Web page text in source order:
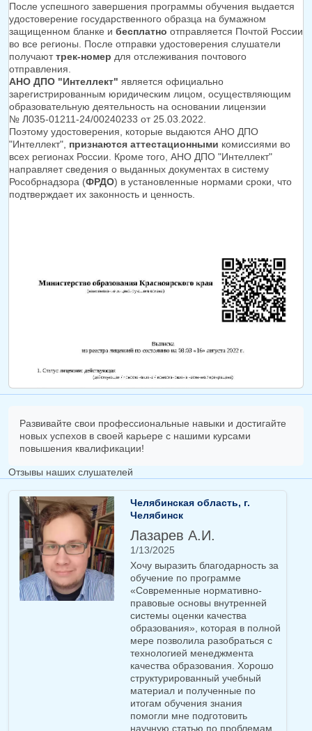
После успешного завершения программы обучения выдается
удостоверение государственного образца на бумажном
защищенном бланке и бесплатно отправляется Почтой России
во все регионы. После отправки удостоверения слушатели
получаюттрек-номер для отслеживания почтового
отправления.
АНО ДПО "Интеллект" является официально
зарегистрированным юридическим лицом, осуществляющим
образовательную деятельность на основании лицензии
№ Л035-01211-24/00240233 от 25.03.2022.
Поэтому удостоверения, которые выдаются АНО ДПО
"Интеллект", признаются аттестационными комиссиями во
всех регионах России. Кроме того, АНО ДПО "Интеллект"
направляет сведения о выданных документах в систему
Рособрнадзора (ФРДО) в установленные нормами сроки, что
подтверждает их законность и ценность.
Развивайте свои профессиональные навыки и достигайте
новых успехов в своей карьере с нашими курсами
повышения квалификации!
Отзывы наших слушателей
Челябинская область, г.
Челябинск
Лазарев А.И.
1/13/2025
Хочу выразить благодарность за
обучение по программе
«Современные нормативно-
правовые основы внутренней
системы оценки качества
образования», которая в полной
мере позволила разобраться с
технологией менеджмента
качества образования. Хорошо
структурированный учебный
материал и полученные по
итогам обучения знания
помогли мне подготовить
научную статью по проблемам